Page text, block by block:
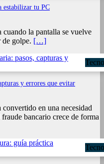
estabilizar tu PC
la pantalla se vuelve
de golpe. […]
y errores que evitar
en una necesidad
bancario crece de forma